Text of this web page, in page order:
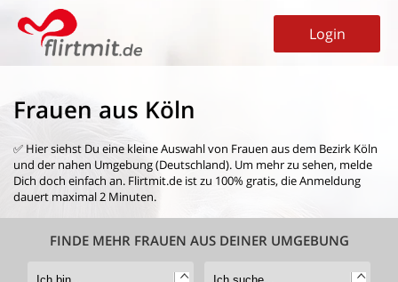
Login
Frauen aus Köln
✅ Hier siehst Du eine kleine Auswahl von Frauen aus dem Bezirk Köln
und der nahen Umgebung (Deutschland). Um mehr zu sehen, melde
Dich doch einfach an. Flirtmit.de ist zu 100% gratis, die Anmeldung
dauert maximal 2 Minuten.
FINDE MEHR FRAUEN AUS DEINER UMGEBUNG